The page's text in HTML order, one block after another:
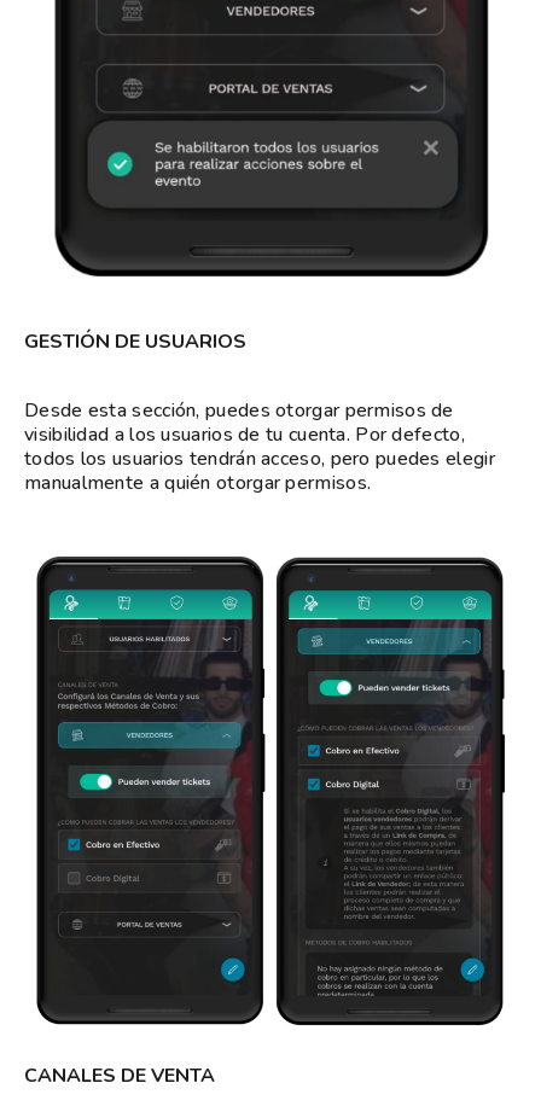
GESTIÓN DE USUARIOS
Desde esta sección, puedes otorgar permisos de
visibilidad a los usuarios de tu cuenta. Por defecto,
todos los usuarios tendrán acceso, pero puedes elegir
manualmente a quién otorgar permisos.
CANALES DE VENTA